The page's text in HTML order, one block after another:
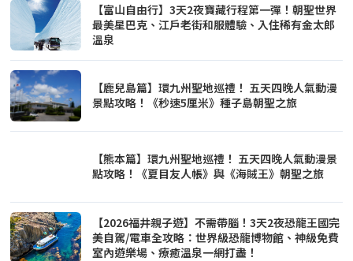
【富山自由行】3天2夜寶藏行程第一彈！朝聖世界
最美星巴克、江戶老街和服體驗、入住稀有金太郎
溫泉
【鹿兒島篇】環九州聖地巡禮！ 五天四晚人氣動漫
景點攻略！《秒速5厘米》種子島朝聖之旅
【熊本篇】環九州聖地巡禮！ 五天四晚人氣動漫景
點攻略！《夏目友人帳》與《海賊王》朝聖之旅
【2026福井親子遊】不需帶腦！3天2夜恐龍王國完
美自駕/電車全攻略：世界級恐龍博物館、神級免費
室內遊樂場、療癒溫泉一網打盡！